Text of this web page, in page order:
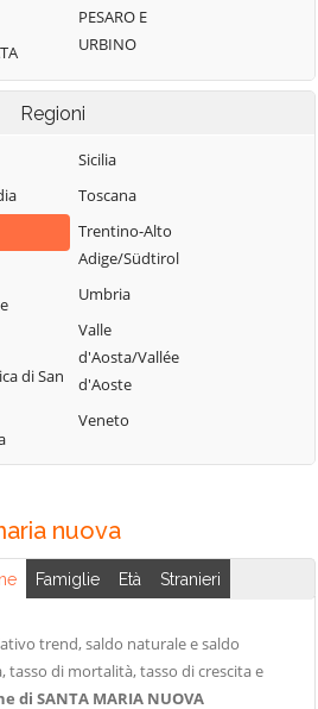
Serra San Quirico
Sirolo
Staffolo
Trecastelli
PESARO E
URBINO
Regioni
di San
Sicilia
Toscana
Trentino-Alto
Adige/Südtirol
Umbria
Valle
d'Aosta/Vallée
d'Aoste
Veneto
nuova
Famiglie Età Stranieri
trend, saldo naturale e saldo
tasso di mortalità, tasso di crescita e
di SANTA MARIA NUOVA